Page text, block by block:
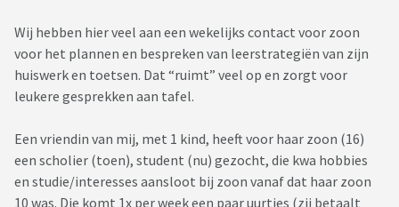
Wij hebben hier veel aan een wekelijks contact voor zoon
voor het plannen en bespreken van leerstrategiën van zijn
huiswerk en toetsen. Dat “ruimt” veel op en zorgt voor
leukere gesprekken aan tafel.
Een vriendin van mij, met 1 kind, heeft voor haar zoon (16)
een scholier (toen), student (nu) gezocht, die kwa hobbies
en studie/interesses aansloot bij zoon vanaf dat haar zoon
10 was. Die komt 1x per week een paar uurtjes (zij betaalt